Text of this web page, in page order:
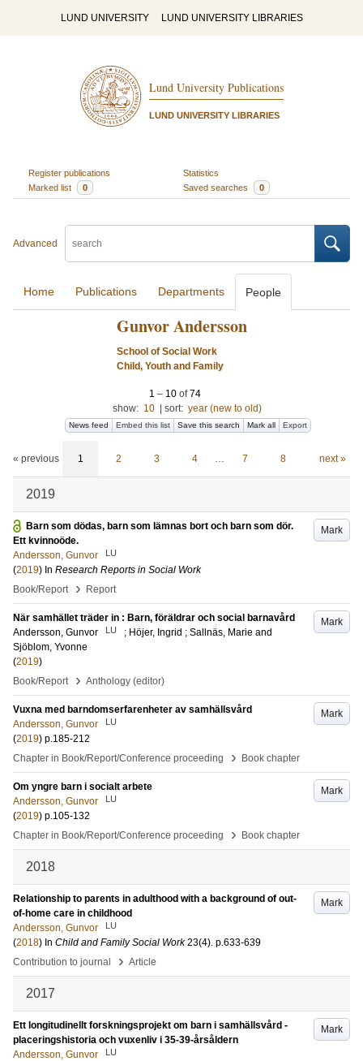
LUND UNIVERSITY LUND UNIVERSITY LIBRARIES
Lund University Publications
LUND UNIVERSITY LIBRARIES
Register publications
Statistics
Marked list
0 Saved searches 0
Advanced
Home Publications Departments People
Gunvor Andersson
School of Social Work
Child, Youth and Family
1 – 10 of74
show: 10 sort: year (new to old)
News feed Embed this list Save this search Mark all Export
« previous 1 2 3 4 … 7 8 next »
2019
Mark
Barn som dödas, barn som lämnas bort och barn som dör.
Ett kvinnoöde.
Andersson, Gunvor
LU
(2019) In Research Reports in Social Work
Book/Report
› Report
Mark
När samhället träder in : Barn, föräldrar och social barnavård
Andersson, Gunvor
LU ; Höjer, Ingrid ; Sallnäs, Marie and
Sjöblom, Yvonne
(2019)
Book/Report
› Anthology (editor)
Mark
Vuxna med barndomserfarenheter av samhällsvård
Andersson, Gunvor
LU
(2019) p.185-212
Chapter in Book/Report/Conference proceeding
› Book chapter
Mark
Om yngre barn i socialt arbete
Andersson, Gunvor
LU
(2019) p.105-132
Chapter in Book/Report/Conference proceeding
› Book chapter
2018
Mark
Relationship to parents in adulthood with a background of out-
of-home care in childhood
Andersson, Gunvor
LU
(2018) In Child and Family Social Work 23(4). p.633-639
Contribution to journal
› Article
2017
Mark
Ett longitudinellt forskningsprojekt om barn i samhällsvård -
placeringshistoria och vuxenliv i 35-39-årsåldern
Andersson, Gunvor
LU